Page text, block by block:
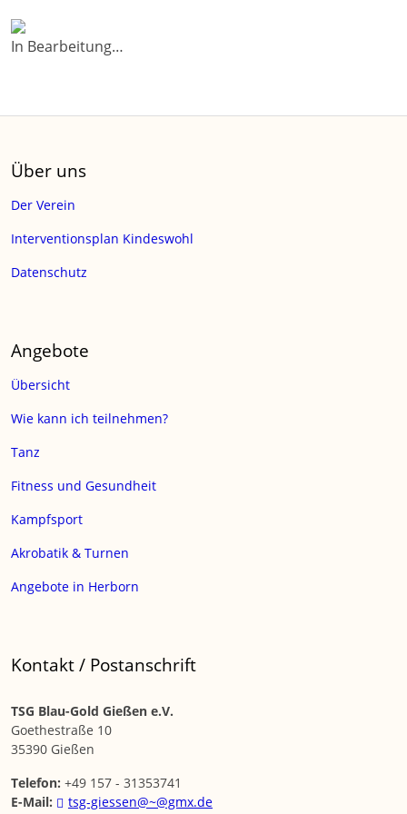
In Bearbeitung…
Über uns
Der Verein
Interventionsplan Kindeswohl
Datenschutz
Angebote
Übersicht
Wie kann ich teilnehmen?
Tanz
Fitness und Gesundheit
Kampfsport
Akrobatik & Turnen
Angebote in Herborn
Kontakt / Postanschrift
TSG Blau-Gold Gießen e.V.
Goethestraße 10
35390 Gießen
Telefon: +49 157 - 31353741
E-Mail:
tsg-giessen@~@gmx.de